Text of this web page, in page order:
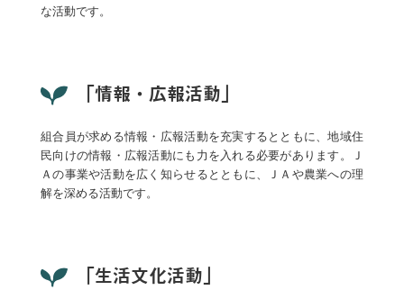
な活動です。
「情報・広報活動」
組合員が求める情報・広報活動を充実するとともに、地域住
民向けの情報・広報活動にも力を入れる必要があります。Ｊ
Ａの事業や活動を広く知らせるとともに、ＪＡや農業への理
解を深める活動です。
「生活文化活動」